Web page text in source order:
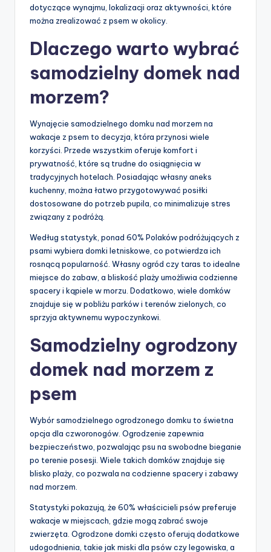
dotyczące wynajmu, lokalizacji oraz aktywności, które
można zrealizować z psem w okolicy.
Dlaczego warto wybrać
samodzielny domek nad
morzem?
Wynajęcie samodzielnego domku nad morzem na
wakacje z psem to decyzja, która przynosi wiele
korzyści. Przede wszystkim oferuje komfort i
prywatność, które są trudne do osiągnięcia w
tradycyjnych hotelach. Posiadając własny aneks
kuchenny, można łatwo przygotowywać posiłki
dostosowane do potrzeb pupila, co minimalizuje stres
związany z podróżą.
Według statystyk, ponad 60% Polaków podróżujących z
psami wybiera domki letniskowe, co potwierdza ich
rosnącą popularność. Własny ogród czy taras to idealne
miejsce do zabaw, a bliskość plaży umożliwia codzienne
spacery i kąpiele w morzu. Dodatkowo, wiele domków
znajduje się w pobliżu parków i terenów zielonych, co
sprzyja aktywnemu wypoczynkowi.
Samodzielny ogrodzony
domek nad morzem z
psem
Wybór samodzielnego ogrodzonego domku to świetna
opcja dla czworonogów. Ogrodzenie zapewnia
bezpieczeństwo, pozwalając psu na swobodne bieganie
po terenie posesji. Wiele takich domków znajduje się
blisko plaży, co pozwala na codzienne spacery i zabawy
nad morzem.
Statystyki pokazują, że 60% właścicieli psów preferuje
wakacje w miejscach, gdzie mogą zabrać swoje
zwierzęta. Ogrodzone domki często oferują dodatkowe
udogodnienia, takie jak miski dla psów czy legowiska, a